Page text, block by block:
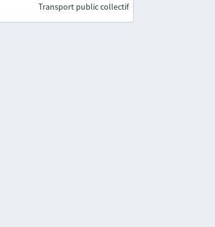
Transport public collectif